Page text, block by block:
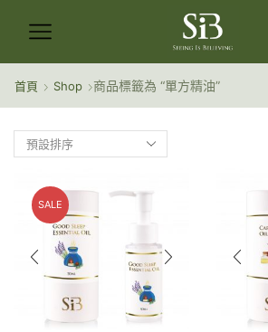
首頁 Shop 商品標籤為 “單方精油”
SALE